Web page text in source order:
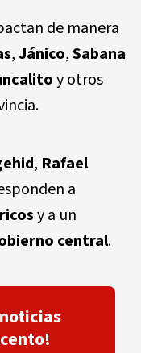
de manera
,Jánico,Sabana
y otros
, Rafael
a
y a un
central.